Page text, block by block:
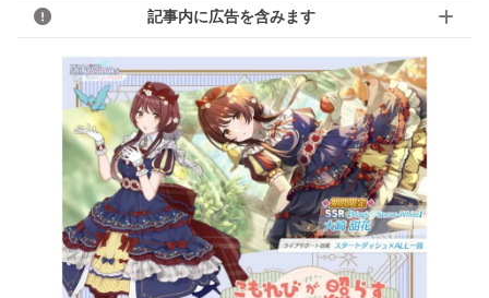
記事内に広告を含みます